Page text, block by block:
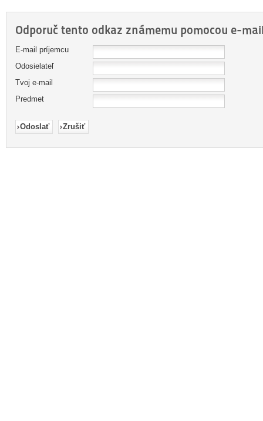
Odporuč tento odkaz známemu pomocou e-
E-mail príjemcu
Odosielateľ
Tvoj e-mail
Predmet
Odoslať Zrušiť